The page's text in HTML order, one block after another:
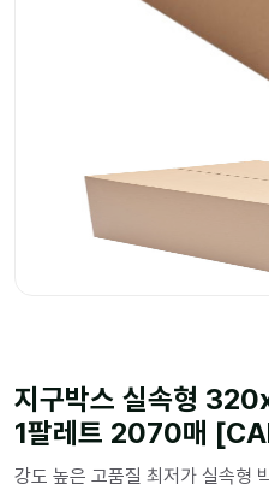
지구박스 실속형
1팔레트 2070매
강도 높은 고품질 최저가 실속형